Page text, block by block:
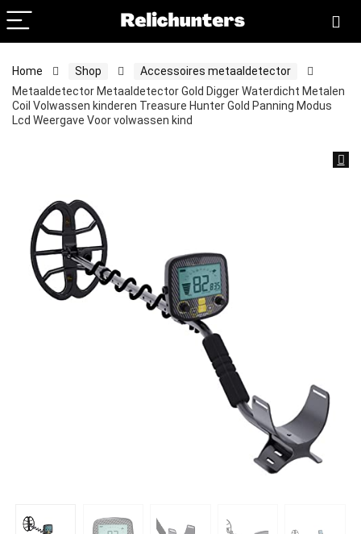
Home Shop
Accessoires metaaldetector
Metaaldetector Metaaldetector Gold Digger Waterdicht Metalen
Coil Volwassen kinderen Treasure Hunter Gold Panning Modus
Lcd Weergave Voor volwassen kind